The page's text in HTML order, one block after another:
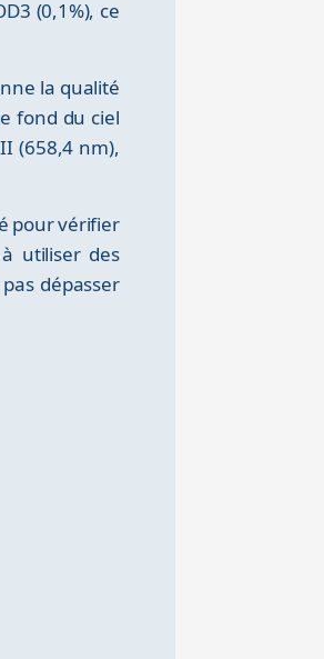
(0,1%), ce
la qualité
fond du ciel
(658,4 nm),
pour vérifier
utiliser des
dépasser